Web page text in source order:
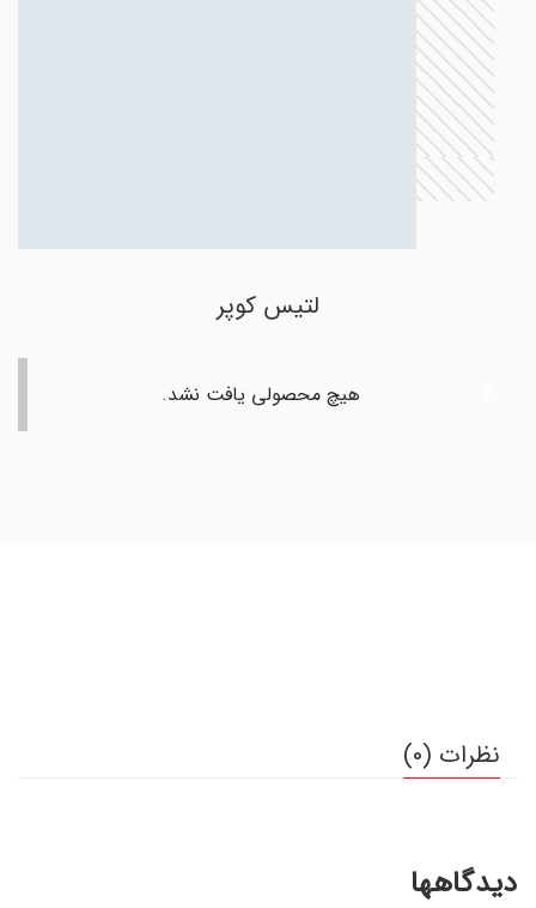
لتیس کوپر
هیچ محصولی یافت نشد.
نظرات (0)
دیدگاهها